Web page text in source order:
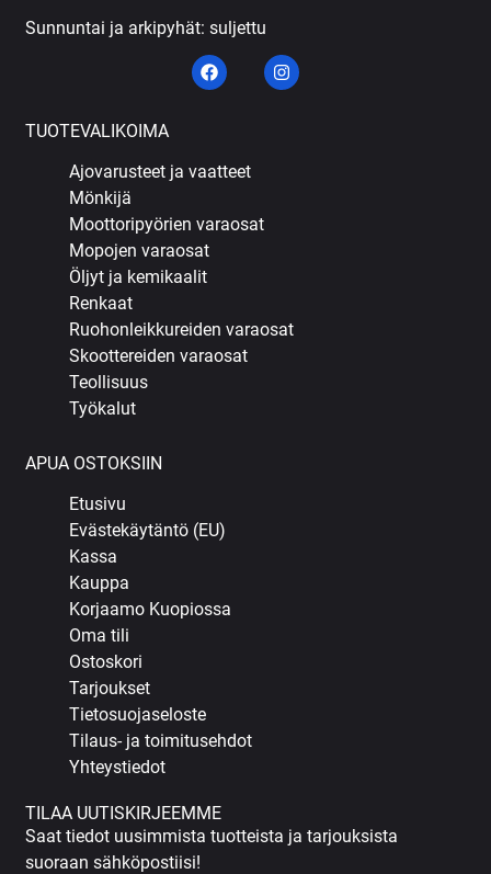
Sunnuntai ja arkipyhät: suljettu
TUOTEVALIKOIMA
Ajovarusteet ja vaatteet
Mönkijä
Moottoripyörien varaosat
Mopojen varaosat
Öljyt ja kemikaalit
Renkaat
Ruohonleikkureiden varaosat
Skoottereiden varaosat
Teollisuus
Työkalut
APUA OSTOKSIIN
Etusivu
Evästekäytäntö (EU)
Kassa
Kauppa
Korjaamo Kuopiossa
Oma tili
Ostoskori
Tarjoukset
Tietosuojaseloste
Tilaus- ja toimitusehdot
Yhteystiedot
TILAA UUTISKIRJEEMME
Saat tiedot uusimmista tuotteista ja tarjouksista
suoraan sähköpostiisi!